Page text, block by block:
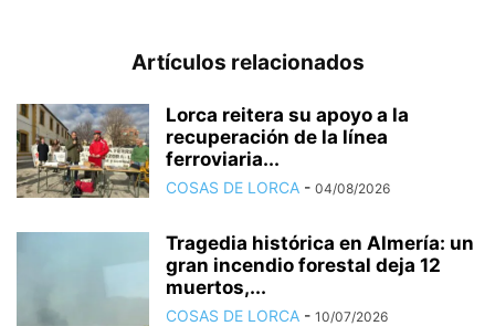
Artículos relacionados
Lorca reitera su apoyo a la
recuperación de la línea
ferroviaria...
COSAS DE LORCA - 04/08/2026
Tragedia histórica en Almería: un
gran incendio forestal deja 12
muertos,...
COSAS DE LORCA - 10/07/2026